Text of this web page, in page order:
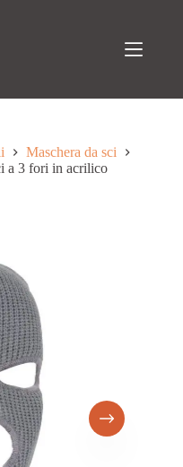
Maschera da sci
a 3 fori in acrilico